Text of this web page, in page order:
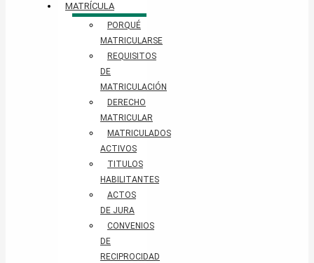
MATRÍCULA
PORQUÉ
MATRICULARSE
REQUISITOS
DE
MATRICULACIÓN
DERECHO
MATRICULAR
MATRICULADOS
ACTIVOS
TITULOS
HABILITANTES
ACTOS
DE JURA
CONVENIOS
DE
RECIPROCIDAD